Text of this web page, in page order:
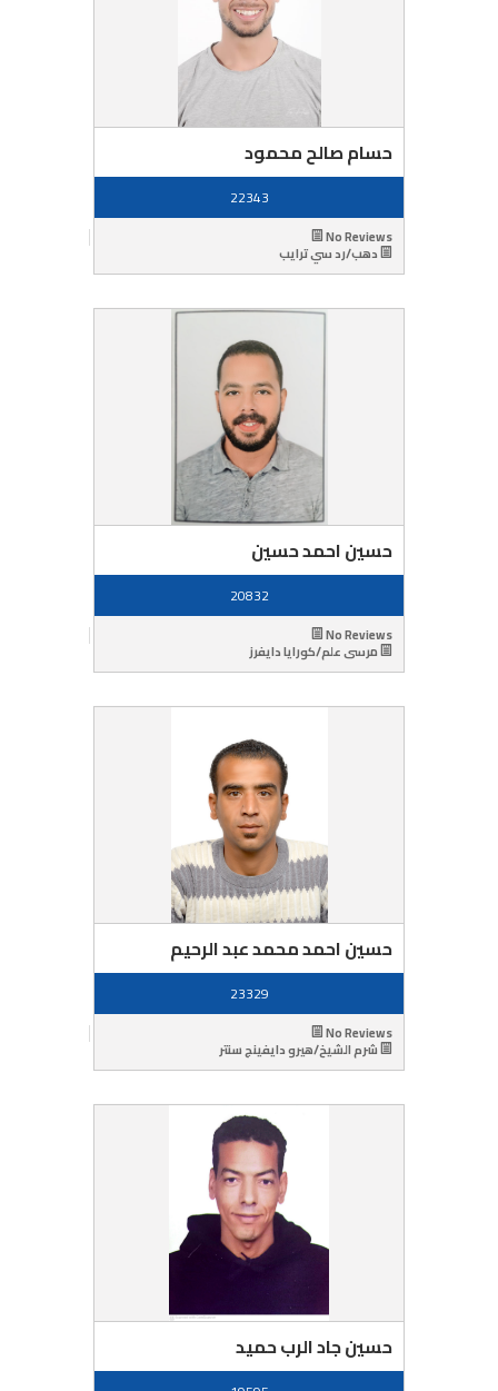
حسام صالح محمود
22343
No Reviews
دهب/رد سي ترايب
حسين احمد حسين
20832
No Reviews
مرسى علم/كورايا دايفرز
حسين احمد محمد عبد الرحيم
23329
No Reviews
شرم الشيخ/هيرو دايفينج سنتر
حسين جاد الرب حميد